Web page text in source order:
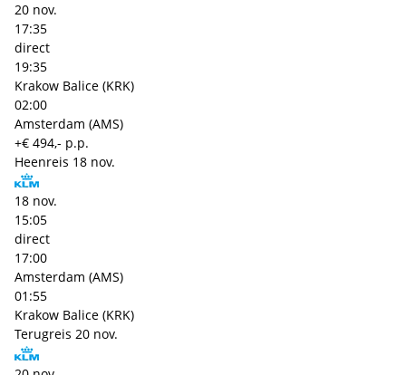
20 nov.
17:35
direct
19:35
Krakow Balice (KRK)
02:00
Amsterdam (AMS)
+€ 494,- p.p.
Heenreis 18 nov.
18 nov.
15:05
direct
17:00
Amsterdam (AMS)
01:55
Krakow Balice (KRK)
Terugreis 20 nov.